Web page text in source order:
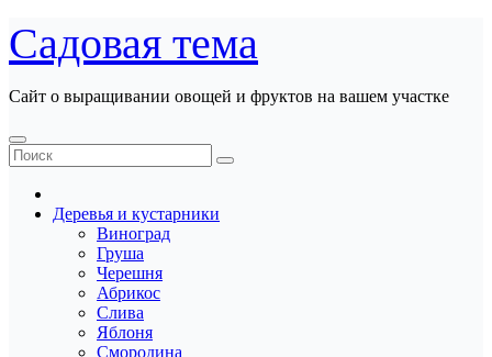
Перейти
к
содержанию
Садовая тема
Сайт о выращивании овощей и фруктов на вашем участке
Деревья и кустарники
Виноград
Груша
Черешня
Абрикос
Слива
Яблоня
Смородина